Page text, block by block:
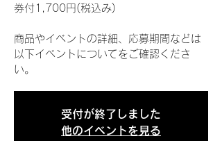
券付1,700円(税込み)
商品やイベントの詳細、応募期間などは
以下イベントについてをご確認くださ
い。
受付が終了しました
他のイベントを見る